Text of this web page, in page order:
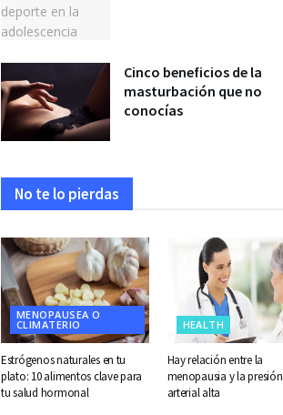
Cinco beneficios de la
masturbación que no
conocías
No te lo pierdas
MENOPAUSEA O
CLIMATERIO
Estrógenos naturales en tu
plato: 10 alimentos clave para
tu salud hormonal
HEALTH
Hay relación entre la
menopausia y la presión
arterial alta